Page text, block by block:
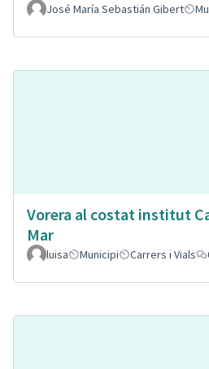
José María Sebastián Gibert
Vorera al costat institut
Mar
luisa Municipi Carrers i Vials